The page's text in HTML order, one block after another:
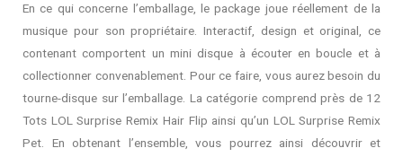
En ce qui concerne l’emballage, le package joue réellement de la
musique pour son propriétaire. Interactif, design et original, ce
contenant comportent un mini disque à écouter en boucle et à
collectionner convenablement. Pour ce faire, vous aurez besoin du
tourne-disque sur l’emballage. La catégorie comprend près de 12
Tots LOL Surprise Remix Hair Flip ainsi qu’un LOL Surprise Remix
Pet. En obtenant l’ensemble, vous pourrez ainsi découvrir et